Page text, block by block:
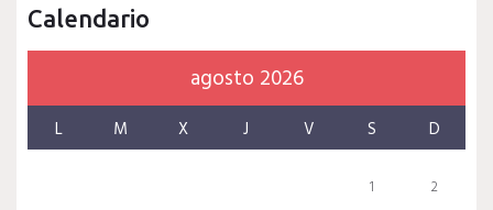
Calendario
agosto 2026
L M X J V S D
1 2